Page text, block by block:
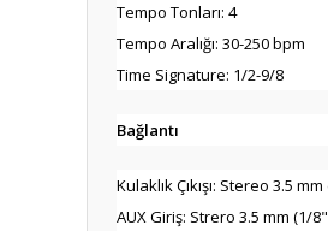
Tempo Tonları: 4
Tempo Aralığı: 30-250 bpm
Time Signature: 1/2-9/8
Bağlantı
Kulaklık Çıkışı: Stereo 3.5
AUX Giriş: Strero 3.5 mm (1/